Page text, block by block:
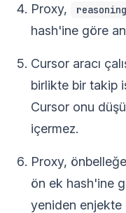
Proxy,
hash'ine göre
Cursor aracı
birlikte bir takip
Cursor onu
içermez.
Proxy,
ön ek hash'ine
yeniden enjekte